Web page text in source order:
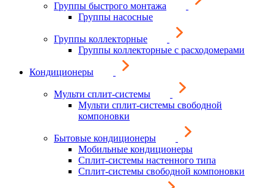
Группы быстрого монтажа
Группы насосные
Группы коллекторные
Группы коллекторные с расходомерами
Кондиционеры
Мульти сплит-системы
Мульти сплит-системы свободной
компоновки
Бытовые кондиционеры
Мобильные кондиционеры
Сплит-системы настенного типа
Сплит-системы свободной компоновки